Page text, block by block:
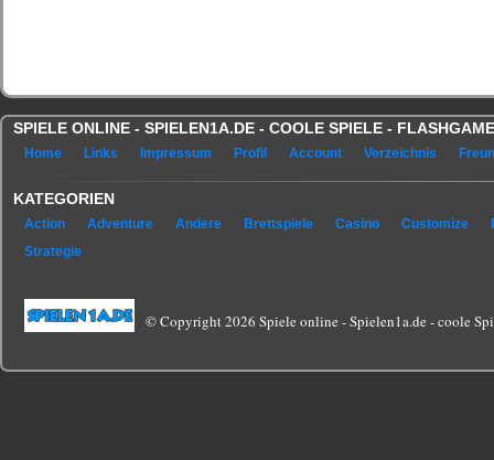
SPIELE ONLINE - SPIELEN1A.DE - COOLE SPIELE -
Home Links Impressum Profil Account Verzeichnis
KATEGORIEN
Action Adventure Andere Brettspiele Casino Customize
Strategie
© Copyright 2026 Spiele online - Spielen1a.de - coole